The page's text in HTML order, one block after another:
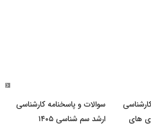
های
سوالات و پاسخنامه کارشناسی
ارشد سم شناسی ۱۴۰۵